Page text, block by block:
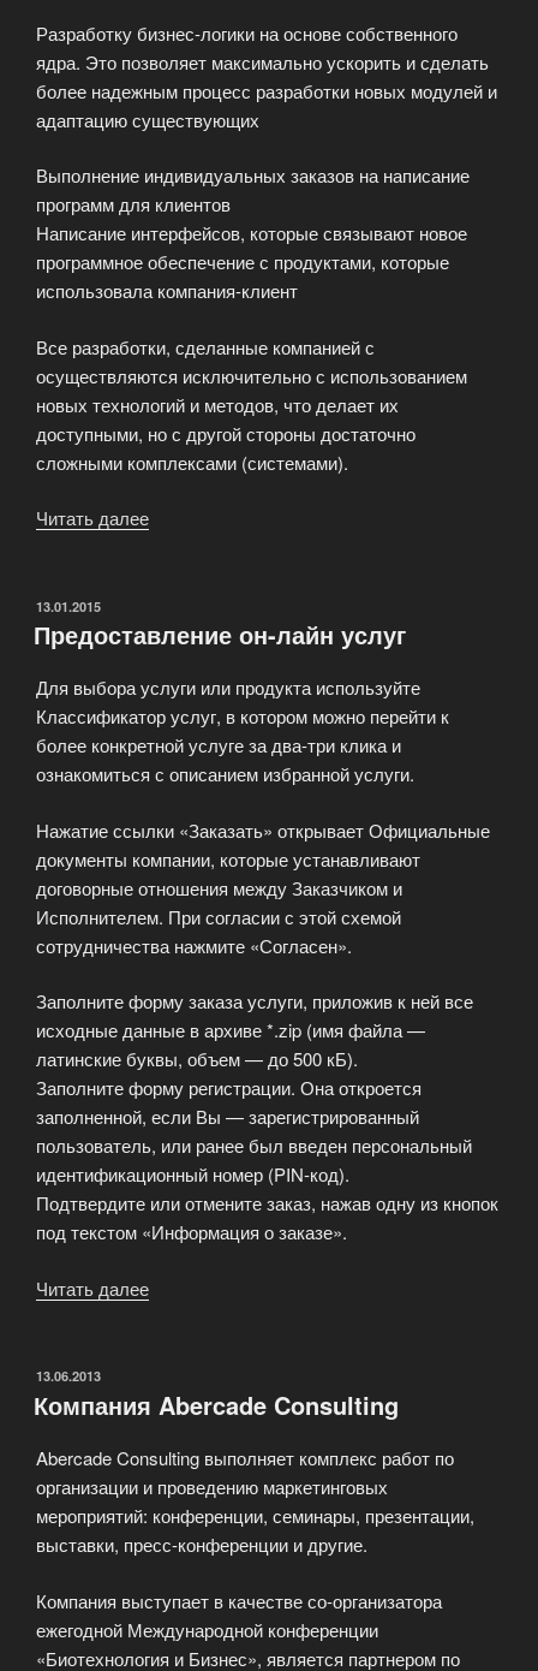
Разработку бизнес-логики на основе собственного
ядра. Это позволяет максимально ускорить и сделать
более надежным процесс разработки новых модулей и
адаптацию существующих
Выполнение индивидуальных заказов на написание
программ для клиентов
Написание интерфейсов, которые связывают новое
программное обеспечение с продуктами, которые
использовала компания-клиент
Все разработки, сделанные компанией с
осуществляются исключительно с использованием
новых технологий и методов, что делает их
доступными, но с другой стороны достаточно
сложными комплексами (системами).
Читать далее
ОПУБЛИКОВАНО
13.01.2015
Предоставление он-лайн услуг
Для выбора услуги или продукта используйте
Классификатор услуг, в котором можно перейти к
более конкретной услуге за два-три клика и
ознакомиться с описанием избранной услуги.
Нажатие ссылки «Заказать» открывает Официальные
документы компании, которые устанавливают
договорные отношения между Заказчиком и
Исполнителем. При согласии с этой схемой
сотрудничества нажмите «Согласен».
Заполните форму заказа услуги, приложив к ней все
исходные данные в архиве *.zip (имя файла —
латинские буквы, объем — до 500 кБ).
Заполните форму регистрации. Она откроется
заполненной, если Вы — зарегистрированный
пользователь, или ранее был введен персональный
идентификационный номер (PIN-код).
Подтвердите или отмените заказ, нажав одну из кнопок
под текстом «Информация о заказе».
Читать далее
ОПУБЛИКОВАНО
13.06.2013
Компания Abercade Consulting
Abercade Consulting выполняет комплекс работ по
организации и проведению маркетинговых
мероприятий: конференции, семинары, презентации,
выставки, пресс-конференции и другие.
Компания выступает в качестве со-организатора
ежегодной Международной конференции
«Биотехнология и Бизнес», является партнером по